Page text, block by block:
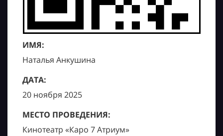
ИМЯ:
Наталья Анкушина
ДАТА:
20 ноября 2025
МЕСТО ПРОВЕДЕНИЯ:
Кинотеатр «Каро 7 Атриум»